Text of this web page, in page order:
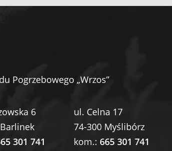
Pogrzebowego „Wrzos”
6
301 741
ul. Celna 17
74-300 Myślibórz
kom.:665 301 741